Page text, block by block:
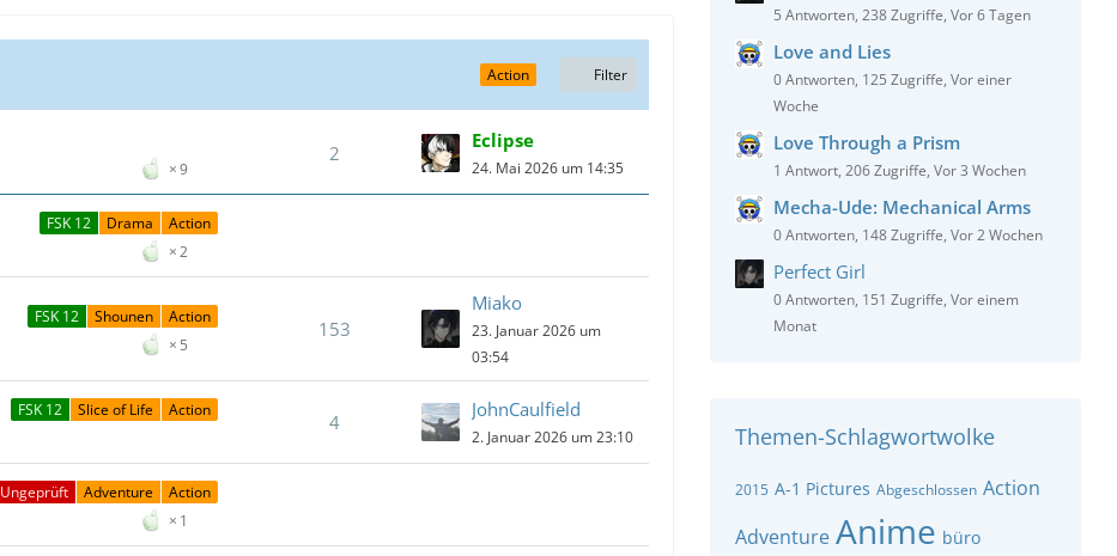
Action Filter
9
2
Eclipse
24. Mai 2026 um 14:35
FSK 12 Drama Action
2
FSK 12 Shounen Action
5
153
Miako
23. Januar 2026 um
03:54
FSK 12 Slice of Life Action
4
JohnCaulfield
2. Januar 2026 um 23:10
Ungeprüft Adventure Action
1
5 Antworten, 238 Zugriffe, Vor 6 Tagen
Love and Lies
0 Antworten, 125 Zugriffe, Vor einer
Woche
Love Through a Prism
1 Antwort, 206 Zugriffe, Vor 3 Wochen
Mecha-Ude: Mechanical Arms
0 Antworten, 148 Zugriffe, Vor 2 Wochen
Perfect Girl
0 Antworten, 151 Zugriffe, Vor einem
Monat
Themen-Schlagwortwolke
2015 A-1 Pictures Abgeschlossen Action
Adventure Anime büro